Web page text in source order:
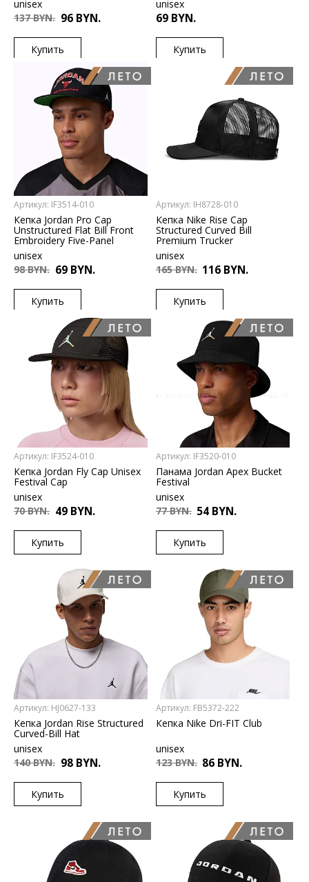
unisex
137 BYN. 96 BYN.
Купить
1SIZE
unisex
69 BYN.
Купить
Артикул: IF3514-010
Кепка Jordan Pro Cap
Unstructured Flat Bill Front
Embroidery Five-Panel
unisex
98 BYN. 69 BYN.
Купить
S/M L/XL
Артикул: IH8728-010
Кепка Nike Rise Cap
Structured Curved Bill
Premium Trucker
unisex
165 BYN. 116 BYN.
Купить
1SIZE
Артикул: IF3524-010
Кепка Jordan Fly Cap Unisex
Festival Cap
unisex
70 BYN. 49 BYN.
Купить
Артикул: IF3520-010
Панама Jordan Apex Bucket
Festival
unisex
77 BYN. 54 BYN.
Купить
S
Артикул: HJ0627-133
Кепка Jordan Rise Structured
Curved-Bill Hat
unisex
140 BYN. 98 BYN.
Купить
Артикул: FB5372-222
Кепка Nike Dri-FIT Club
unisex
123 BYN. 86 BYN.
Купить